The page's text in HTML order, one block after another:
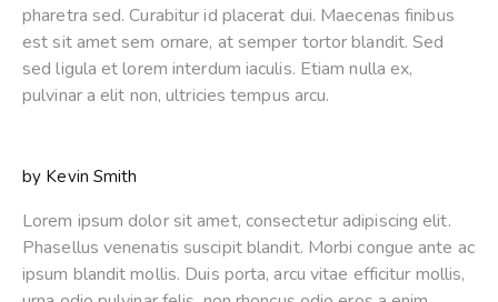
pharetra sed. Curabitur id placerat dui. Maecenas finibus
est sit amet sem ornare, at semper tortor blandit. Sed
sed ligula et lorem interdum iaculis. Etiam nulla ex,
pulvinar a elit non, ultricies tempus arcu.
by Kevin Smith
Lorem ipsum dolor sit amet, consectetur adipiscing elit.
Phasellus venenatis suscipit blandit. Morbi congue ante ac
ipsum blandit mollis. Duis porta, arcu vitae efficitur mollis,